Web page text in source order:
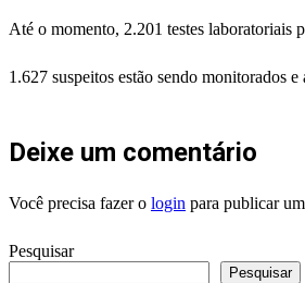
Até o momento, 2.201 testes laboratoriais
1.627 suspeitos estão sendo monitorados e
Deixe um comentário
Você precisa fazer o login para publicar
Pesquisar
Pesquisar